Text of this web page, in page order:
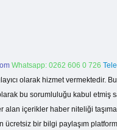
Whatsapp: 0262 606 0 726
olarak hizmet
bu sorumluluğu kabul etmiş
alan içerikler haber niteliği
bir bilgi paylaşım